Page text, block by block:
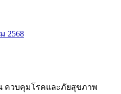
2568
ควบคุมโรคและภัยสุขภาพ